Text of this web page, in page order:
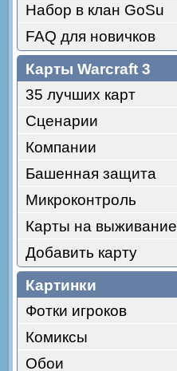
Набор в клан GoSu
FAQ для новичков
Карты Warcraft 3
35 лучших карт
Сценарии
Компании
Башенная защита
Микроконтроль
Карты на выживание
Добавить карту
Картинки
Фотки игроков
Комиксы
Обои